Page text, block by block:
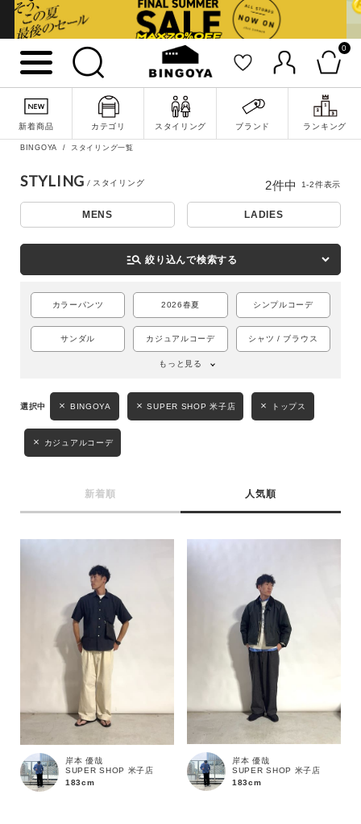
0
新着商品 カテゴリ スタイリング ブランド ランキング
詳細検索
キーワード
MENS LADIES KIDS
カテゴリ
BINGOYA スタイリング一覧
STYLING
MENS LADIES
manage_search 絞り込んで検索する
カラーパンツ 2026春夏 シンプルコーデ
サンダル カジュアルコーデ シャツ / ブラウス
もっと見る
BINGOYA SUPER SHOP 米子店 トップス
カジュアルコーデ
新着順 人気順
2件中 1-2件表示
岸本 優哉
SUPER SHOP 米子店
183cm
岸本 優哉
SUPER SHOP 米子店
183cm